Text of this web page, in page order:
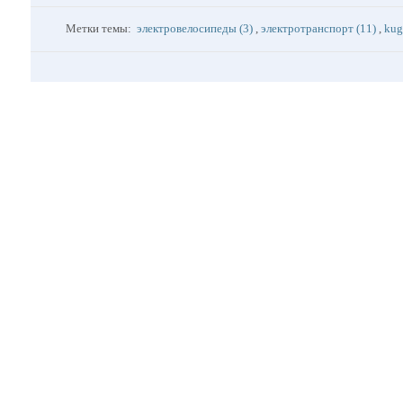
Метки темы:электровелосипеды (3) , электротранспорт (11) ,